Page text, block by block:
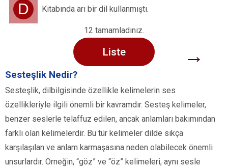
D Kitabında arı bir dil kullanmıştı.
12 tamamladınız.
Liste →
Sesteşlik Nedir?
Sesteşlik, dilbilgisinde özellikle kelimelerin ses
özellikleriyle ilgili önemli bir kavramdır. Sesteş kelimeler,
benzer seslerle telaffuz edilen, ancak anlamları bakımından
farklı olan kelimelerdir. Bu tür kelimeler dilde sıkça
karşılaşılan ve anlam karmaşasına neden olabilecek önemli
unsurlardır. Örneğin, “göz” ve “öz” kelimeleri, aynı sesle